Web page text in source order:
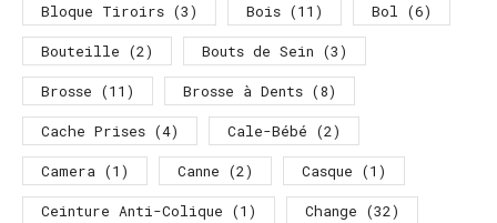
Bloque Tiroirs (3) Bois (11) Bol (6)
Bouteille (2) Bouts de Sein (3)
Brosse (11) Brosse à Dents (8)
Cache Prises (4) Cale-Bébé (2)
Camera (1) Canne (2) Casque (1)
Ceinture Anti-Colique (1) Change (32)